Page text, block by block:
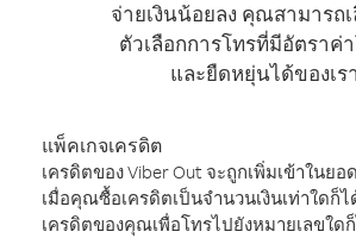
จ่ายเงินน้อยลง คุณสามารถ
ตัวเลือกการโทรที่มีอัตราค่
และยืดหยุ่นได้ของเร
แพ็คเกจเครดิต
เครดิตของ Viber Out จะถูกเพิ่มเข้าในย
เมื่อคุณซื้อเครดิตเป็นจำนวนเงินเท่าใดก็
เครดิตของคุณเพื่อโทรไปยังหมายเลขใด